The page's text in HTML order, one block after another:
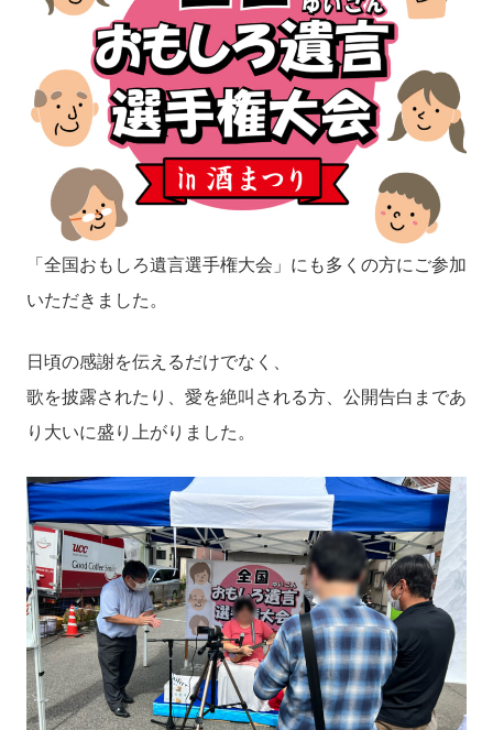
「全国おもしろ遺言選手権大会」にも多くの方にご参加
いただきました。
日頃の感謝を伝えるだけでなく、
歌を披露されたり、愛を絶叫される方、公開告白まであ
り大いに盛り上がりました。